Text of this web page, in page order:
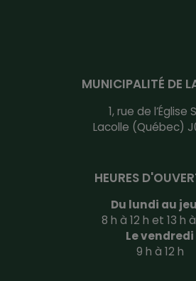
MUNICIPALITÉ DE
1, rue de l’Église
Lacolle (Québec)
HEURES
Du lundi au
8 h à 12 h et 13 h
Le vendredi
9 h à 12 h